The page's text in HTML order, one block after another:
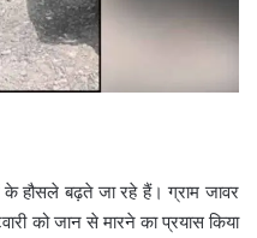
बढ़ते जा रहे हैं। ग्राम जावर
को जान से मारने का प्रयास किया